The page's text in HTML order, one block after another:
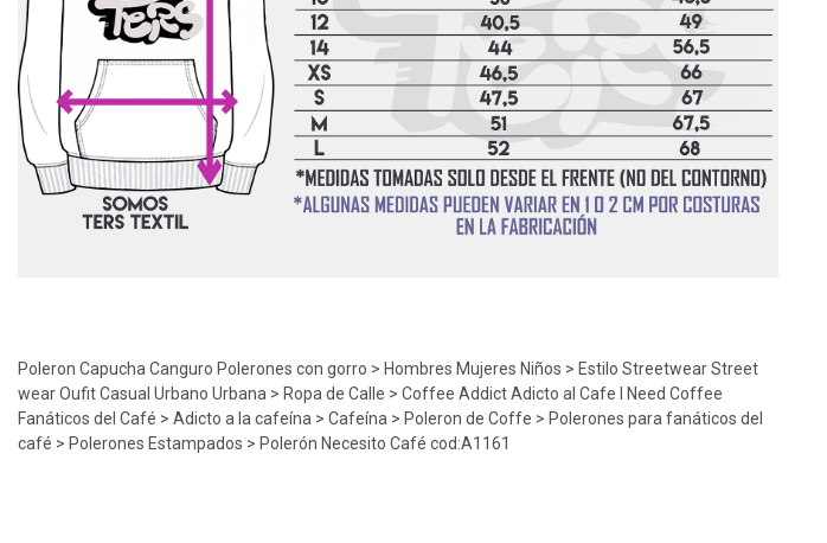
Poleron Capucha Canguro Polerones con gorro > Hombres Mujeres Niños > Estilo Streetwear Street
wear Oufit Casual Urbano Urbana > Ropa de Calle > Coffee Addict Adicto al Cafe I Need Coffee
Fanáticos del Café > Adicto a la cafeína > Cafeína > Poleron de Coffe > Polerones para fanáticos del
café > Polerones Estampados > Polerón Necesito Café cod:A1161